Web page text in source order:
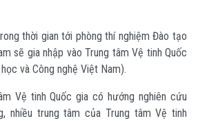
thời gian tới phòng thí nghiệm Đào tạo
sẽ gia nhập vào Trung tâm Vệ tinh Quốc
và Công nghệ Việt Nam).
Vệ tinh Quốc gia có hướng nghiên cứu
nhiều trung tâm của Trung tâm Vệ tinh